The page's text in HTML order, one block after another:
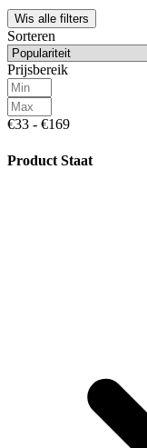
Wis alle filters
Sorteren
Prijsbereik
€33 - €169
Product Staat